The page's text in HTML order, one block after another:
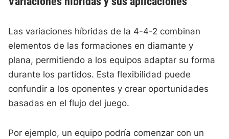
Las variaciones híbridas de la 4-4-2 combinan
elementos de las formaciones en diamante y
plana, permitiendo a los equipos adaptar su forma
durante los partidos. Esta flexibilidad puede
confundir a los oponentes y crear oportunidades
basadas en el flujo del juego.
Por ejemplo, un equipo podría comenzar con un